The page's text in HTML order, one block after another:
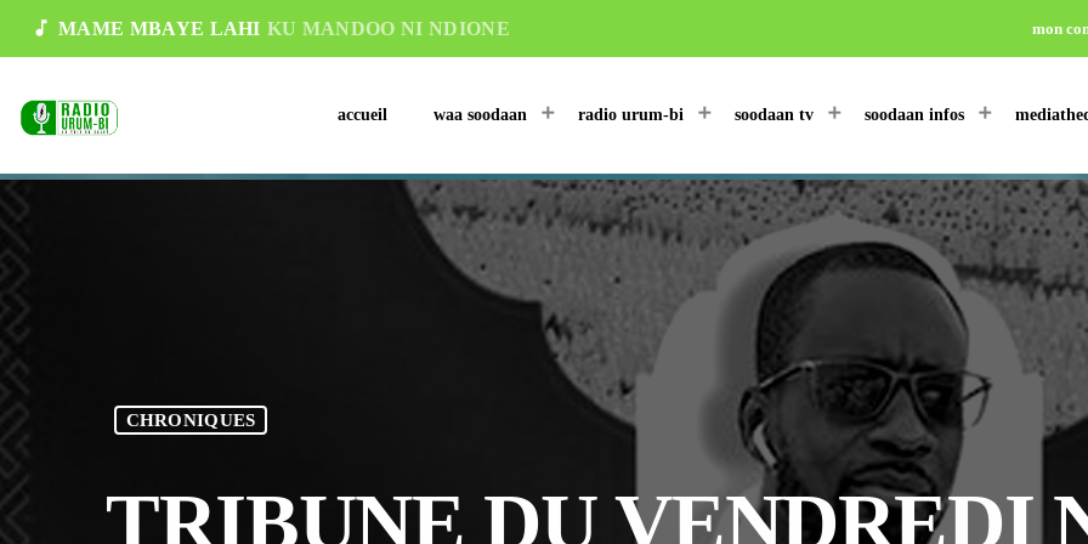
music_note MAME MBAYE LAHI KU MANDOO NI NDIONE mon
accueil waa soodaan radio urum-bi soodaan tv soodaan infos
CHRONIQUES
TRIBUNE DU VENDREDI